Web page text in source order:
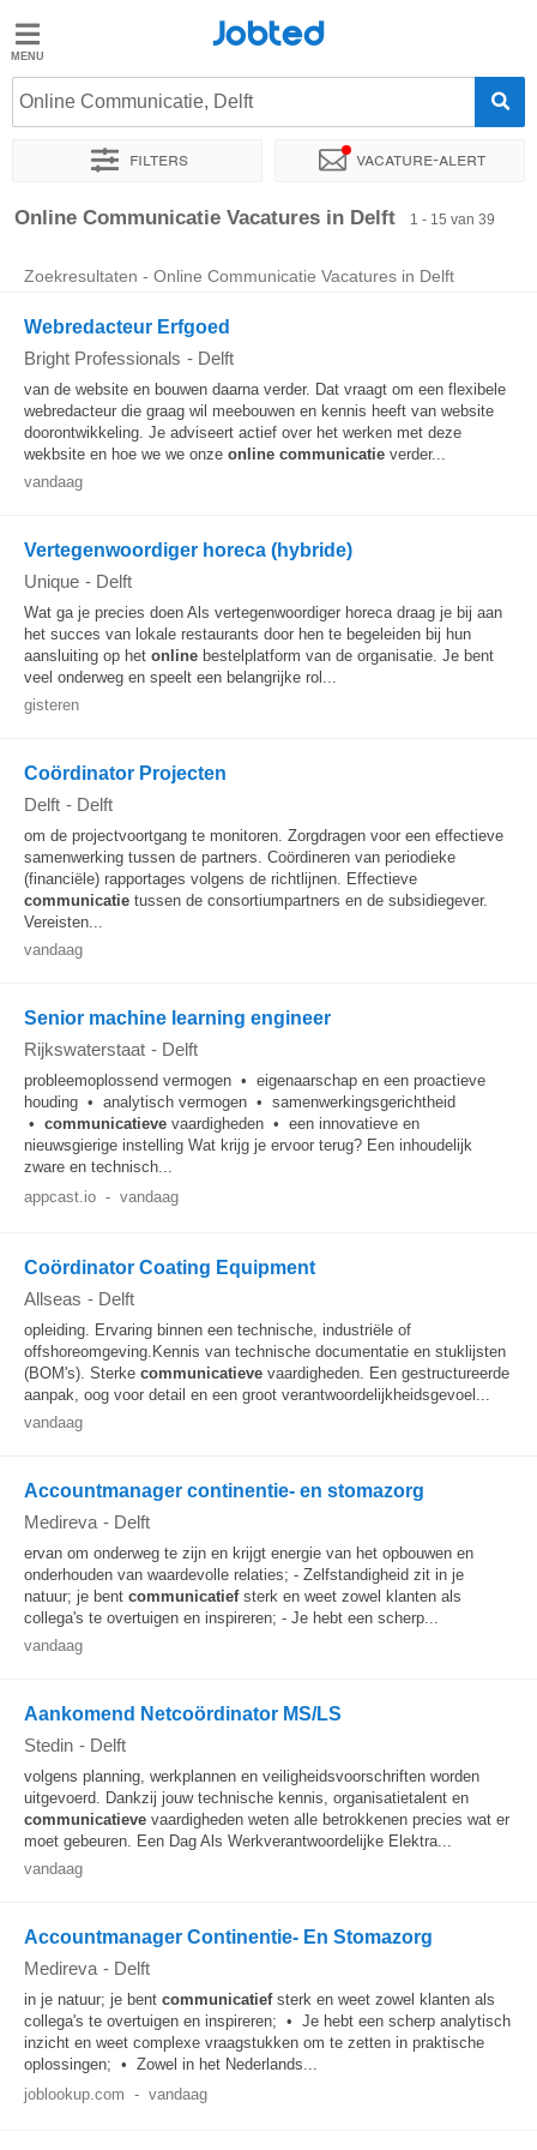
Jobted
Vacatures
Salarissen
Jobted
Online Communicatie, Delft
Filters Vacature-alert
Sorteer op Exacte locatie Bedrijf Uitzendbureau
Online Communicatie Vacatures in Delft 1 - 15 van 39
Zoekresultaten - Online Communicatie Vacatures in Delft
Webredacteur Erfgoed
Bright Professionals - Delft
van de website en bouwen daarna verder. Dat vraagt om een flexibele
webredacteur die graag wil meebouwen en kennis heeft van website
doorontwikkeling. Je adviseert actief over het werken met deze
wekbsite en hoe we we onze online communicatie verder...
vandaag
Vertegenwoordiger horeca (hybride)
Unique - Delft
Wat ga je precies doen Als vertegenwoordiger horeca draag je bij aan
het succes van lokale restaurants door hen te begeleiden bij hun
aansluiting op het online bestelplatform van de organisatie. Je bent
veel onderweg en speelt een belangrijke rol...
gisteren
Coördinator Projecten
Delft - Delft
om de projectvoortgang te monitoren. Zorgdragen voor een effectieve
samenwerking tussen de partners. Coördineren van periodieke
(financiële) rapportages volgens de richtlijnen. Effectieve
communicatie tussen de consortiumpartners en de subsidiegever.
Vereisten...
vandaag
Senior machine learning engineer
Rijkswaterstaat - Delft
probleemoplossend vermogen • eigenaarschap en een proactieve
houding • analytisch vermogen • samenwerkingsgerichtheid
• communicatieve vaardigheden • een innovatieve en
nieuwsgierige instelling Wat krijg je ervoor terug? Een inhoudelijk
zware en technisch...
appcast.io - vandaag
Coördinator Coating Equipment
Allseas - Delft
opleiding. Ervaring binnen een technische, industriële of
offshoreomgeving.Kennis van technische documentatie en stuklijsten
(BOM's). Sterke communicatieve vaardigheden. Een gestructureerde
aanpak, oog voor detail en een groot verantwoordelijkheidsgevoel...
vandaag
Accountmanager continentie- en stomazorg
Medireva - Delft
ervan om onderweg te zijn en krijgt energie van het opbouwen en
onderhouden van waardevolle relaties; - Zelfstandigheid zit in je
natuur; je bent communicatiefsterk en weet zowel klanten als
collega's te overtuigen en inspireren; - Je hebt een scherp...
vandaag
Aankomend Netcoördinator MS/LS
Stedin - Delft
volgens planning, werkplannen en veiligheidsvoorschriften worden
uitgevoerd. Dankzij jouw technische kennis, organisatietalent en
communicatieve vaardigheden weten alle betrokkenen precies wat er
moet gebeuren. Een Dag Als Werkverantwoordelijke Elektra...
vandaag
Accountmanager Continentie- En Stomazorg
Medireva - Delft
in je natuur; je bent communicatiefsterk en weet zowel klanten als
collega's te overtuigen en inspireren; • Je hebt een scherp analytisch
inzicht en weet complexe vraagstukken om te zetten in praktische
oplossingen; • Zowel in het Nederlands...
joblookup.com - vandaag